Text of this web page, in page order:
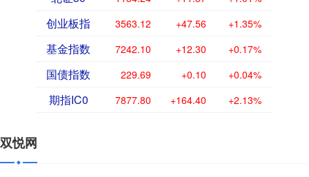
创业板指 3563.12 +47.56 +1.35%
基金指数 7242.10 +12.30 +0.17%
国债指数 229.69 +0.10 +0.04%
期指IC0 7877.80 +164.40 +2.13%
双悦网